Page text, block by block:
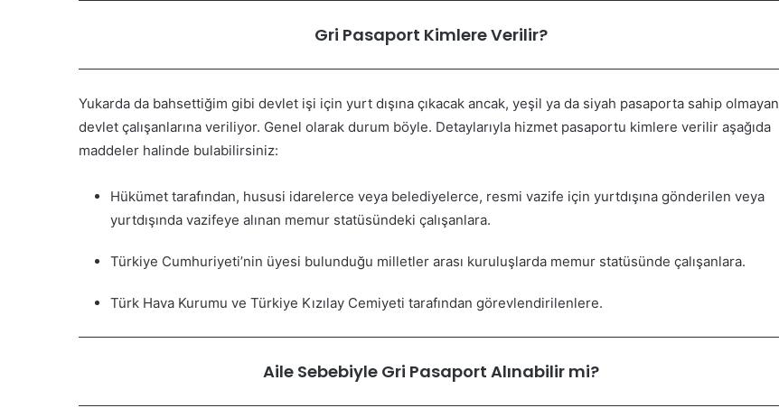
Gri Pasaport Kimlere Verilir?
Yukarda da bahsettiğim gibi devlet işi için yurt dışına çıkacak ancak, yeşil ya da siyah pasaporta sahip olmayan
devlet çalışanlarına veriliyor. Genel olarak durum böyle. Detaylarıyla hizmet pasaportu kimlere verilir aşağıda
maddeler halinde bulabilirsiniz:
Hükümet tarafından, hususi idarelerce veya belediyelerce, resmi vazife için yurtdışına gönderilen veya
yurtdışında vazifeye alınan memur statüsündeki çalışanlara.
Türkiye Cumhuriyeti’nin üyesi bulunduğu milletler arası kuruluşlarda memur statüsünde çalışanlara.
Türk Hava Kurumu ve Türkiye Kızılay Cemiyeti tarafından görevlendirilenlere.
Aile Sebebiyle Gri Pasaport Alınabilir mi?